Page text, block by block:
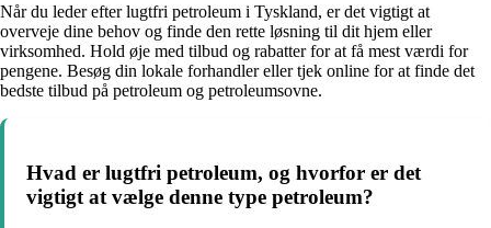
Når du leder efter lugtfri petroleum i Tyskland, er det vigtigt at
overveje dine behov og finde den rette løsning til dit hjem eller
virksomhed. Hold øje med tilbud og rabatter for at få mest værdi for
pengene. Besøg din lokale forhandler eller tjek online for at finde det
bedste tilbud på petroleum og petroleumsovne.
Hvad er lugtfri petroleum, og hvorfor er det
vigtigt at vælge denne type petroleum?